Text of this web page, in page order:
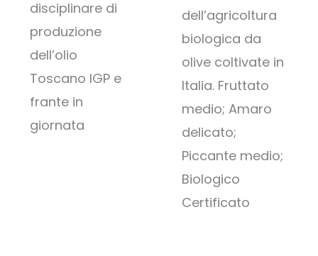
disciplinare di
produzione
dell’olio
Toscano IGP e
frante in
giornata
dell’agricoltura
biologica da
olive coltivate in
Italia. Fruttato
medio; Amaro
delicato;
Piccante medio;
Biologico
Certificato